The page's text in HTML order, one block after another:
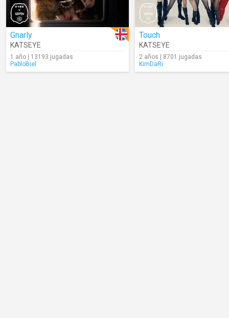
Gnarly
KATSEYE
1 año | 13193 jugadas
PabloBiel
Touch
KATSEYE
2 años | 8701 jugadas
KimDaRi